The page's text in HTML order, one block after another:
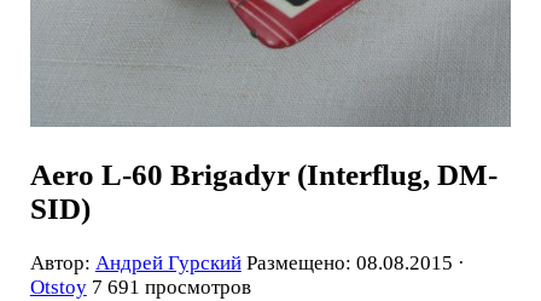
Aero L-60 Brigadyr (Interflug, DM-
SID)
Автор: Андрей Гурский Размещено: 08.08.2015 ·
Otstoy 7 691 просмотров